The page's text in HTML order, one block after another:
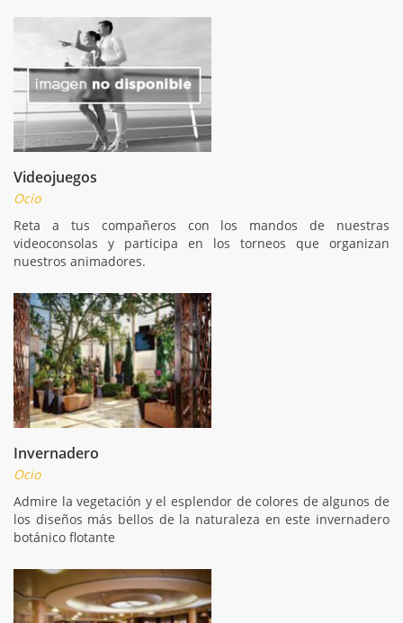
Videojuegos
Ocio
Reta a tus compañeros con los mandos de nuestras
videoconsolas y participa en los torneos que organizan
nuestros animadores.
Invernadero
Ocio
Admire la vegetación y el esplendor de colores de algunos de
los diseños más bellos de la naturaleza en este invernadero
botánico flotante